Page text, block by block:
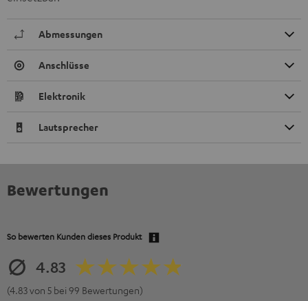
Abmessungen
Anschlüsse
Elektronik
Lautsprecher
Bewertungen
So bewerten Kunden dieses Produkt
4.83
(4.83 von 5 bei 99 Bewertungen)